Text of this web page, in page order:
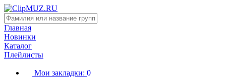
Главная
Новинки
Каталог
Плейлисты
Мои закладки: 0